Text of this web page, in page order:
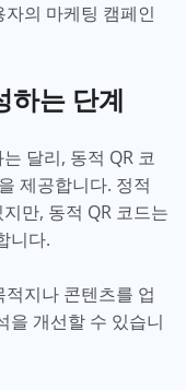
의 마케팅 캠페인
하는 단계
달리, 동적 QR 코
제공합니다. 정적
만, 동적 QR 코드는
니다.
지나 콘텐츠를 업
을 개선할 수 있습니